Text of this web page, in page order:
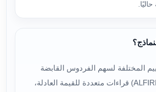
حاليًا.
المختلفة لسهم الفردوس القابضة
ش.م.ع. (ALFIRDOUS) قراءات متعددة للقيمة العادلة،